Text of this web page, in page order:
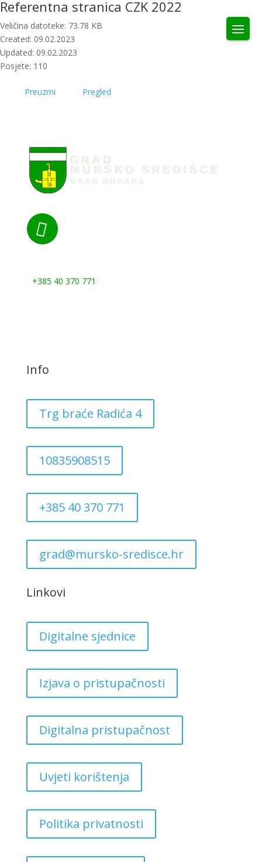
Referentna stranica CZK 2022
Veličina datoteke: 73.78 KB
Created: 09.02.2023
Updated: 09.02.2023
Posjete: 110
Preuzmi Pregled

+385 40 370 771
Info
Trg braće Radića 4
10835908515
+385 40 370 771
grad@mursko-sredisce.hr
Linkovi
Digitalne sjednice
Izjava o pristupačnosti
Digitalna pristupačnost
Uvjeti korištenja
Politika privatnosti